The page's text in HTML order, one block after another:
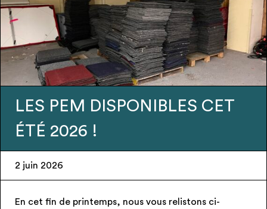
CET
vous relistons ci-
Urgence –
– Espace public –